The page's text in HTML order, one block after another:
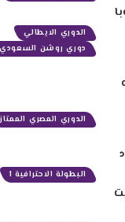
الدوري الايطالي
دوري روشن السعودي
الدوري المصري الممتاز
البطولة الاحترافية 1